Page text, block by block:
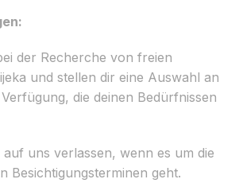
der Recherche von freien
und stellen dir eine Auswahl an
die deinen Bedürfnissen
uns verlassen, wenn es um die
Besichtigungsterminen geht.